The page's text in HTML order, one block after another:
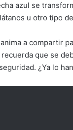
azul se
u otro tipo
a compartir
que se
¿Ya lo